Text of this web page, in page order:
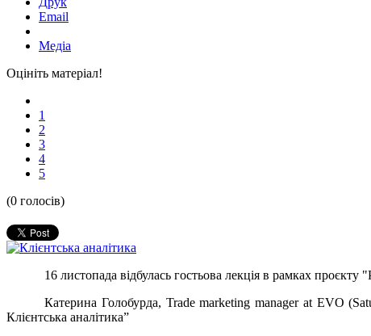
Email
Медіа
Оцініть матеріал!
1
2
3
4
5
(0 голосів)
16 листопада відбулась гостьова лекція в рамках проєкту
Катерина Голобурда, Trade marketing manager at EVO
Клієнтська аналітика”